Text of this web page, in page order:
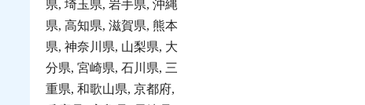
県, 埼玉県, 岩手県, 沖縄
県, 高知県, 滋賀県, 熊本
県, 神奈川県, 山梨県, 大
分県, 宮崎県, 石川県, 三
重県, 和歌山県, 京都府,